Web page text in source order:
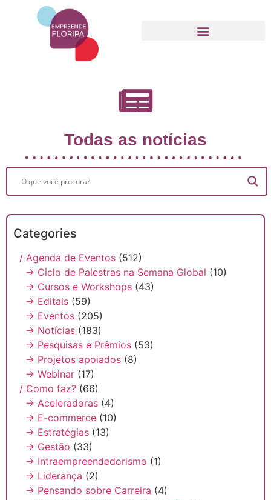
Todas as notícias
Categories
/ Agenda de Eventos (512)
→ Ciclo de Palestras na Semana Global (10)
→ Cursos e Workshops (43)
→ Editais (59)
→ Eventos (205)
→ Notícias (183)
→ Pesquisas e Prêmios (53)
→ Projetos apoiados (8)
→ Webinar (17)
/ Como faz? (66)
→ Aceleradoras (4)
→ E-commerce (10)
→ Estratégias (13)
→ Gestão (33)
→ Intraempreendedorismo (1)
→ Liderança (2)
→ Pensando sobre Carreira (4)